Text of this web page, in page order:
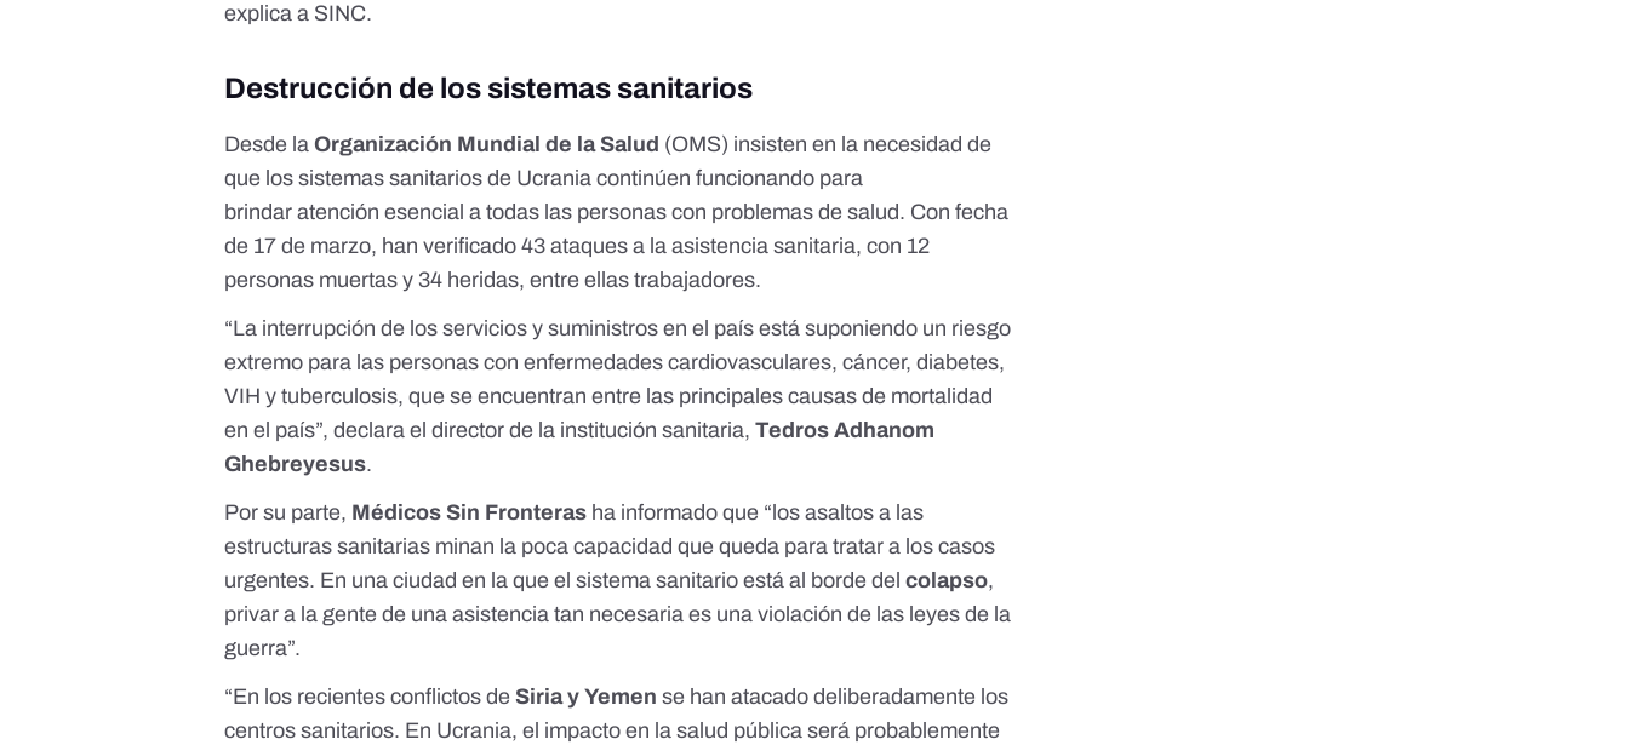
explica a SINC.
Destrucción de los sistemas sanitarios
Desde laOrganización Mundial de la Salud (OMS) insisten en la necesidad de
que los sistemas sanitarios de Ucrania continúen funcionando para
brindaratención esencial a todas las personas con problemas de salud. Con fecha
de 17 de marzo, han verificado43 ataques a la asistencia sanitaria, con 12
personas muertas y 34 heridas, entre ellas trabajadores.
“La interrupción de los servicios y suministros en el país está suponiendo un riesgo
extremo para las personas con enfermedades cardiovasculares, cáncer, diabetes,
VIH y tuberculosis, que se encuentran entre las principales causas de mortalidad
en el país”, declara el director de la institución sanitaria,Tedros Adhanom
Ghebreyesus.
Por su parte, Médicos Sin Fronteras ha informado que “losasaltos a las
estructuras sanitarias minan la poca capacidad que queda para tratar a los casos
urgentes. En una ciudad en la que el sistema sanitario está al borde delcolapso,
privar a la gente de una asistencia tan necesaria es una violación de las leyes de la
guerra”.
“En los recientes conflictos deSiria y Yemen se han atacado deliberadamente los
centros sanitarios. En Ucrania, el impacto en la salud pública será probablemente